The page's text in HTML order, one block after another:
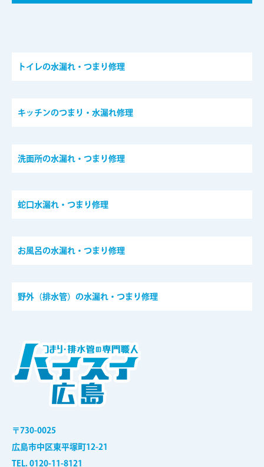
トイレの水漏れ・つまり修理
キッチンのつまり・水漏れ修理
洗面所の水漏れ・つまり修理
蛇口水漏れ・つまり修理
お風呂の水漏れ・つまり修理
野外（排水管）の水漏れ・つまり修理
〒730-0025
広島市中区東平塚町12-21
TEL. 0120-11-8121